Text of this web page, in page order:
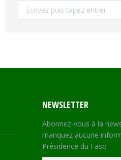
Recherche
NEWSLETTER
Abonnez-vous à la
manquez aucune
Présidence du Faso